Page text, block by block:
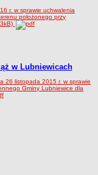
r. w sprawie uchwalenia
położonego przy
w Lubniewicach
26 listopada 2015 r. w sprawie
Gminy Lubniewice dla